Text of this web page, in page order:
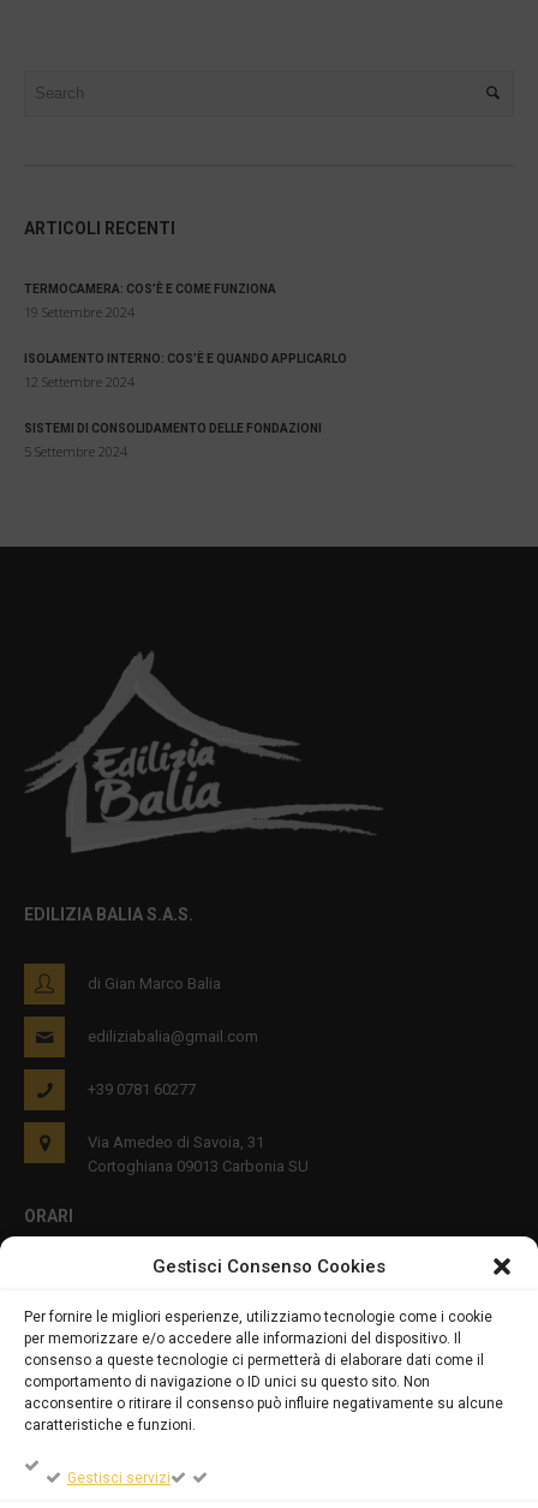
Gestisci Consenso Cookies
Per fornire le migliori esperienze, utilizziamo tecnologie come i cookie
per memorizzare e/o accedere alle informazioni del dispositivo. Il
consenso a queste tecnologie ci permetterà di elaborare dati come il
comportamento di navigazione o ID unici su questo sito. Non
acconsentire o ritirare il consenso può influire negativamente su alcune
caratteristiche e funzioni.
Gestisci servizi
ARTICOLI RECENTI
TERMOCAMERA: COS’È E COME FUNZIONA
19 Settembre 2024
ISOLAMENTO INTERNO: COS’È E QUANDO APPLICARLO
12 Settembre 2024
SISTEMI DI CONSOLIDAMENTO DELLE FONDAZIONI
5 Settembre 2024
EDILIZIA BALIA S.A.S.
di Gian Marco Balia
ediliziabalia@gmail.com
+39 0781 60277
Via Amedeo di Savoia, 31
Cortoghiana 09013 Carbonia SU
ORARI
PRIVACY E COOKIES
DICHIARAZIONE SULLA PRIVACY (UE)
COOKIE POLICY (UE)